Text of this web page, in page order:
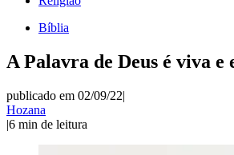
Bíblia
A Palavra de Deus é viva e
publicado em 02/09/22|
Hozana
|6 min de leitura